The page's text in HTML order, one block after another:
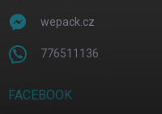
wepack.cz
776511136
FACEBOOK